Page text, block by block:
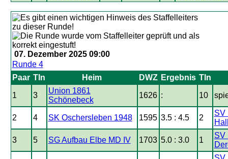
07. Dezember 2025 09:00
Runde 4
Paar Tln Heim DWZ Ergebnis Tln
1 3
Union 1861
Schönebeck
1626 : 10
2 4 SK Oschersleben 1948 1595 3.5 : 4.5 2
SV
3 5 SG Aufbau Elbe MD IV 1703 5.0 : 3.0 1
SV